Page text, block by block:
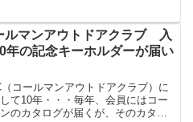
通販ホームページを見ていたらこ
商品が・・・・＄61...
ルマンアウトドアクラブ 入
年の記念キーホルダーが届い
コールマンアウトドアクラブ）に
て10年・・・毎年、会員にはコー
のカタログが届くが、そのカタロ